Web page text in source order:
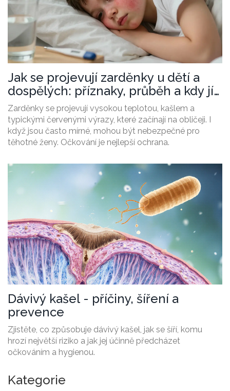
Jak se projevují zarděnky u dětí a
dospělých: příznaky, průběh a kdy jít
k lékaři
Zarděnky se projevují vysokou teplotou, kašlem a
typickými červenými výrazy, které začínají na obličeji. I
když jsou často mírné, mohou být nebezpečné pro
těhotné ženy. Očkování je nejlepší ochrana.
Dávivý kašel - příčiny, šíření a
prevence
Zjistěte, co způsobuje dávivý kašel, jak se šíří, komu
hrozí největší riziko a jak jej účinně předcházet
očkováním a hygienou.
Kategorie